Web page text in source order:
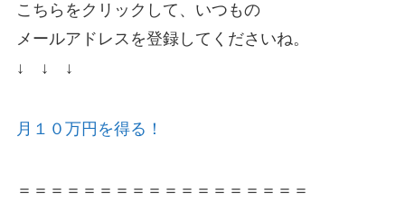
こちらをクリックして、いつもの
メールアドレスを登録してくださいね。
↓ ↓ ↓
月１０万円を得る！
＝＝＝＝＝＝＝＝＝＝＝＝＝＝＝＝＝＝